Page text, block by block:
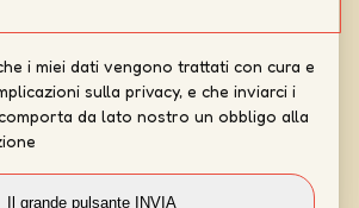
i miei dati vengono trattati con cura e
sulla privacy, e che inviarci i
da lato nostro un obbligo alla